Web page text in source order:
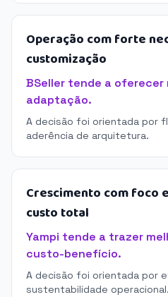
Operação com forte
customização
BSeller tende a oferecer
adaptação.
A decisão foi orientada por
aderência de arquitetura.
Crescimento com foco
custo total
Yampi tende a trazer
custo-benefício.
A decisão foi orientada por
sustentabilidade operacional.